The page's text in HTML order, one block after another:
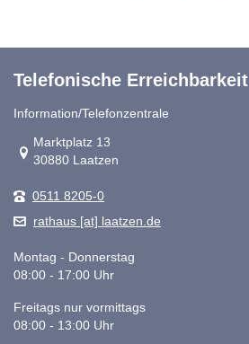
Telefonische Erreichbarkeit
Information/Telefonzentrale
Link zur Google-Maps Navigation
Marktplatz 13
30880 Laatzen
0511 8205-0
rathaus [at] laatzen.de
Montag - Donnerstag
08:00 - 17:00 Uhr
Freitags nur vormittags
08:00 - 13:00 Uhr